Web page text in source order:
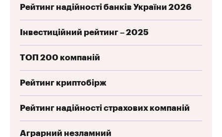
Рейтинг надійності банків України 2026
Інвестиційний рейтинг – 2025
ТОП 200 компаній
Рейтинг криптобірж
Рейтинг надійності страхових компаній
Аграрний незламний